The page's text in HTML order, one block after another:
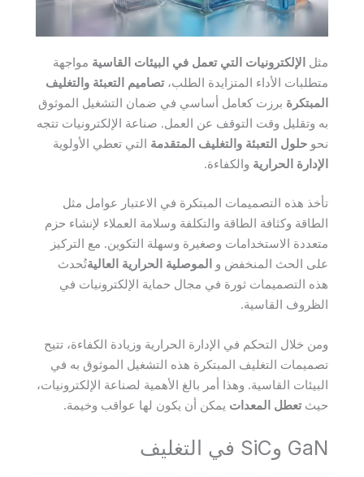
مثل الإلكترونيات التي تعمل في البيئات القاسية مواجهة
متطلبات الأداء المتزايدة الطلب،تصاميم التعبئة والتغليف
المبتكرة برزت كعامل أساسي في ضمان التشغيل الموثوق
به وتقليل وقت التوقف عن العمل. صناعة الإلكترونيات تتجه
نحو حلول التعبئة والتغليف المتقدمة التي تعطي الأولوية
الإدارة الحرارية والكفاءة.
تأخذ هذه التصميمات المبتكرة في الاعتبار عوامل مثل
الطاقة وكثافة الطاقة والتكلفة وسلامة العملاء لإنشاء حزم
متعددة الاستخدامات وصغيرة وسهلة التكوين. مع التركيز
على الحث المنخفض و الموصلية الحرارية العاليةتُحدث
هذه التصميمات ثورة في مجال حماية الإلكترونيات في
الظروف القاسية.
ومن خلال التحكم في الإدارة الحرارية وزيادة الكفاءة، تتيح
تصميمات التغليف المبتكرة هذه التشغيل الموثوق به في
البيئات القاسية. وهذا أمر بالغ الأهمية لصناعة الإلكترونيات،
حيثتعطل المعدات يمكن أن يكون لها عواقب وخيمة.
GaN وSiC في التغليف